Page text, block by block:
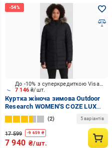
7 146₴/шт.
До -10% з суперкредиткою Visa Вигода
Куртка жіноча зимова Outdoor
Research WOMEN'S COZE LUX
DOWN PARKA 300588-0001 р.S
чорна
2 5 варіантів
17 599 -9 659 ₴
7 940 ₴/шт.